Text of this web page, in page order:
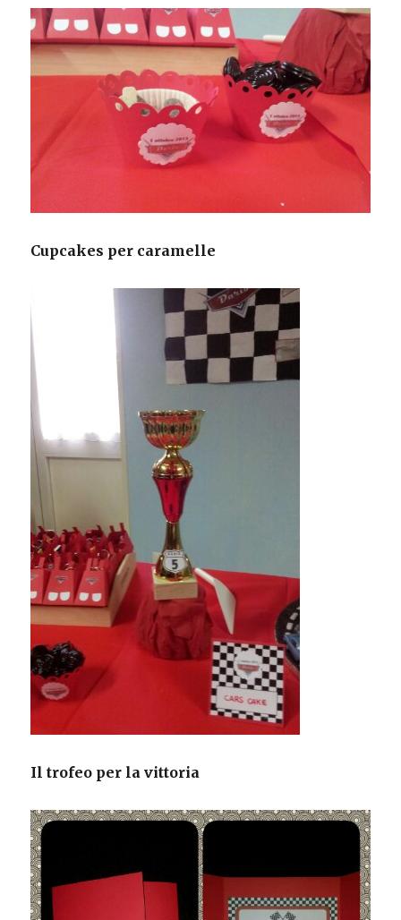
Cupcakes per caramelle
Il trofeo per la vittoria